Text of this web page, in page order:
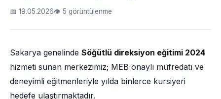
📅 19.05.2026👁 5 görüntülenme
Sakarya genelinde Söğütlü direksiyon eğitimi 2024
hizmeti sunan merkezimiz; MEB onaylı müfredatı ve
deneyimli eğitmenleriyle yılda binlerce kursiyeri
hedefe ulaştırmaktadır.